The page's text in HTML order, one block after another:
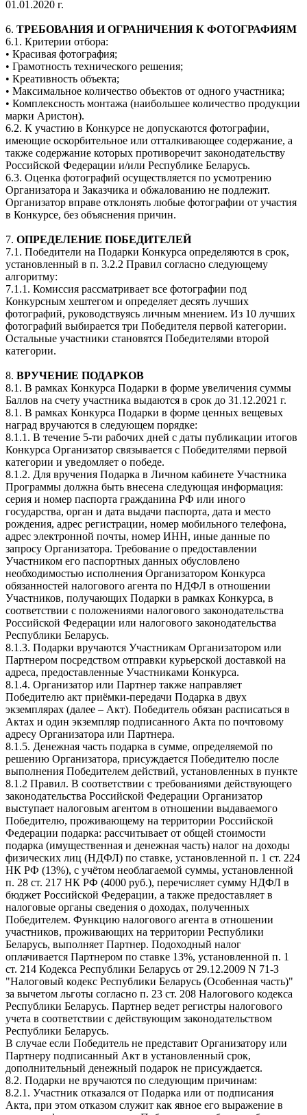
01.01.2020 г.
6. ТРЕБОВАНИЯ И ОГРАНИЧЕНИЯ К ФОТОГРАФИЯМ
6.1. Критерии отбора:
• Красивая фотография;
• Грамотность технического решения;
• Креативность объекта;
• Максимальное количество объектов от одного участника;
• Комплексность монтажа (наибольшее количество продукции
марки Аристон).
6.2. К участию в Конкурсе не допускаются фотографии,
имеющие оскорбительное или отталкивающее содержание, а
также содержание которых противоречит законодательству
Российской Федерации и/или Республике Беларусь.
6.3. Оценка фотографий осуществляется по усмотрению
Организатора и Заказчика и обжалованию не подлежит.
Организатор вправе отклонять любые фотографии от участия
в Конкурсе, без объяснения причин.
7. ОПРЕДЕЛЕНИЕ ПОБЕДИТЕЛЕЙ
7.1. Победители на Подарки Конкурса определяются в срок,
установленный в п. 3.2.2 Правил согласно следующему
алгоритму:
7.1.1. Комиссия рассматривает все фотографии под
Конкурсным хештегом и определяет десять лучших
фотографий, руководствуясь личным мнением. Из 10 лучших
фотографий выбирается три Победителя первой категории.
Остальные участники становятся Победителями второй
категории.
8. ВРУЧЕНИЕ ПОДАРКОВ
8.1. В рамках Конкурса Подарки в форме увеличения суммы
Баллов на счету участника выдаются в срок до 31.12.2021 г.
8.1. В рамках Конкурса Подарки в форме ценных вещевых
наград вручаются в следующем порядке:
8.1.1. В течение 5-ти рабочих дней с даты публикации итогов
Конкурса Организатор связывается с Победителями первой
категории и уведомляет о победе.
8.1.2. Для вручения Подарка в Личном кабинете Участника
Программы должна быть внесена следующая информация:
серия и номер паспорта гражданина РФ или иного
государства, орган и дата выдачи паспорта, дата и место
рождения, адрес регистрации, номер мобильного телефона,
адрес электронной почты, номер ИНН, иные данные по
запросу Организатора. Требование о предоставлении
Участником его паспортных данных обусловлено
необходимостью исполнения Организатором Конкурса
обязанностей налогового агента по НДФЛ в отношении
Участников, получающих Подарки в рамках Конкурса, в
соответствии с положениями налогового законодательства
Российской Федерации или налогового законодательства
Республики Беларусь.
8.1.3. Подарки вручаются Участникам Организатором или
Партнером посредством отправки курьерской доставкой на
адреса, предоставленные Участниками Конкурса.
8.1.4. Организатор или Партнер также направляет
Победителю акт приёмки-передачи Подарка в двух
экземплярах (далее – Акт). Победитель обязан расписаться в
Актах и один экземпляр подписанного Акта по почтовому
адресу Организатора или Партнера.
8.1.5. Денежная часть подарка в сумме, определяемой по
решению Организатора, присуждается Победителю после
выполнения Победителем действий, установленных в пункте
8.1.2 Правил. В соответствии с требованиями действующего
законодательства Российской Федерации Организатор
выступает налоговым агентом в отношении выдаваемого
Победителю, проживающему на территории Российской
Федерации подарка: рассчитывает от общей стоимости
подарка (имущественная и денежная часть) налог на доходы
физических лиц (НДФЛ) по ставке, установленной п. 1 ст. 224
НК РФ (13%), с учётом необлагаемой суммы, установленной
п. 28 ст. 217 НК РФ (4000 руб.), перечисляет сумму НДФЛ в
бюджет Российской Федерации, а также предоставляет в
налоговые органы сведения о доходах, полученных
Победителем. Функцию налогового агента в отношении
участников, проживающих на территории Республики
Беларусь, выполняет Партнер. Подоходный налог
оплачивается Партнером по ставке 13%, установленной п. 1
ст. 214 Кодекса Республики Беларусь от 29.12.2009 N 71-З
"Налоговый кодекс Республики Беларусь (Особенная часть)"
за вычетом льготы согласно п. 23 ст. 208 Налогового кодекса
Республики Беларусь. Партнер ведет регистры налогового
учета в соответствии с действующим законодательством
Республики Беларусь.
В случае если Победитель не представит Организатору или
Партнеру подписанный Акт в установленный срок,
дополнительный денежный подарок не присуждается.
8.2. Подарки не вручаются по следующим причинам:
8.2.1. Участник отказался от Подарка или от подписания
Акта, при этом отказом служит как явное его выражение в